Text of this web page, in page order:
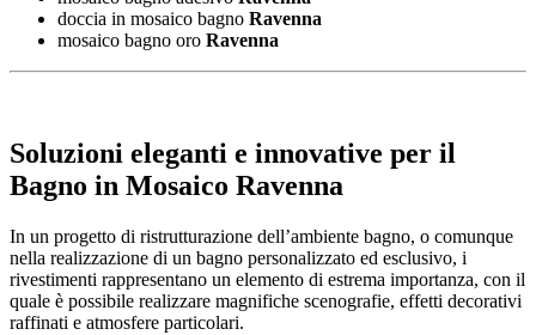
doccia in mosaico bagno Ravenna
mosaico bagno oro Ravenna
Soluzioni eleganti e innovative per il
Bagno in Mosaico Ravenna
In un progetto di ristrutturazione dell’ambiente bagno, o comunque
nella realizzazione di un bagno personalizzato ed esclusivo, i
rivestimenti rappresentano un elemento di estrema importanza, con il
quale è possibile realizzare magnifiche scenografie, effetti decorativi
raffinati e atmosfere particolari.